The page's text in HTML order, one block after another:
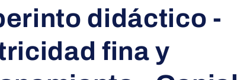
didáctico -
fina y